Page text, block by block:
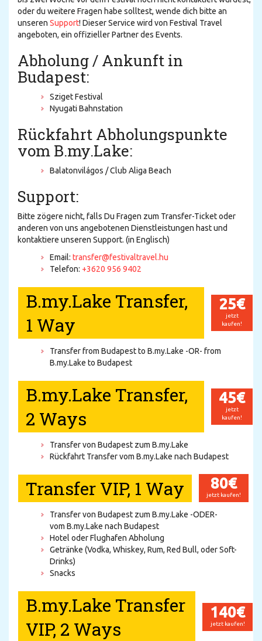
oder du weitere Fragen habe solltest, wende dich bitte an
unseren Support! Dieser Service wird von Festival Travel
angeboten, ein offizieller Partner des Events.
Abholung / Ankunft in
Budapest:
Sziget Festival
Nyugati Bahnstation
Rückfahrt Abholungspunkte
vom B.my.Lake:
Balatonvilágos / Club Aliga Beach
Support:
Bitte zögere nicht, falls Du Fragen zum Transfer-Ticket oder
anderen von uns angebotenen Dienstleistungen hast und
kontaktiere unseren Support. (in Englisch)
Email: transfer@festivaltravel.hu
Telefon: +3620 956 9402
B.my.Lake Transfer,
1 Way
25€
jetzt
kaufen!
Transfer from Budapest to B.my.Lake -OR- from
B.my.Lake to Budapest
B.my.Lake Transfer,
2 Ways
45€
jetzt
kaufen!
Transfer von Budapest zum B.my.Lake
Rückfahrt Transfer vom B.my.Lake nach Budapest
Transfer VIP, 1 Way 80€
jetzt kaufen!
Transfer von Budapest zum B.my.Lake -ODER-
vom B.my.Lake nach Budapest
Hotel oder Flughafen Abholung
Getränke (Vodka, Whiskey, Rum, Red Bull, oder Soft-
Drinks)
Snacks
B.my.Lake Transfer
VIP, 2 Ways
140€
jetzt kaufen!